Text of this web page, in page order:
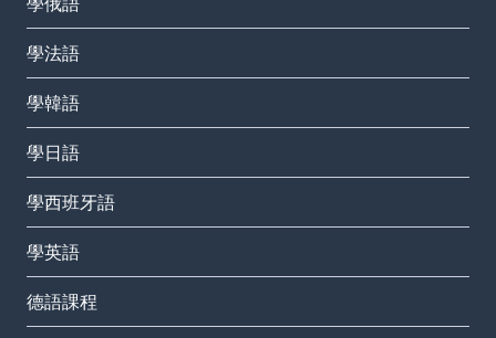
學法語
學韓語
學日語
學西班牙語
學英語
德語課程